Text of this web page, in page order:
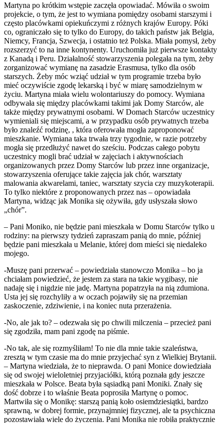
Martyna po krótkim wstępie zaczęła opowiadać. Mówiła o swoim
projekcie, o tym, że jest to wymiana pomiędzy osobami starszymi i
często placówkami opiekuńczymi z różnych krajów Europy. Póki
co, ograniczało się to tylko do Europy, do takich państw jak Belgia,
Niemcy, Francja, Szwecja, i ostatnio też Polska. Miała pomysł, żeby
rozszerzyć to na inne kontynenty. Uruchomiła już pierwsze kontakty
z Kanadą i Peru. Działalność stowarzyszenia polegała na tym, żeby
zorganizować wymianę na zasadzie Erasmusa, tylko dla osób
starszych. Żeby móc wziąć udział w tym programie trzeba było
mieć oczywiście zgodę lekarską i być w miarę samodzielnym w
życiu. Martyna miała wielu wolontariuszy do pomocy. Wymiana
odbywała się między placówkami takimi jak Domy Starców, ale
także między prywatnymi osobami. W Domach Starców uczestnicy
wymieniali się miejscami, a w przypadku osób prywatnych trzeba
było znaleźć rodzinę, , która oferowała mogła zaproponować
mieszkanie. Wymiana taka trwała trzy tygodnie, w razie potrzeby
mogła się przedłużyć nawet do sześciu. Podczas całego pobytu
uczestnicy mogli brać udział w zajęciach i aktywnościach
organizowanych przez Domy Starców lub przez inne organizacje,
stowarzyszenia oferujące takie zajęcia jak chór, warsztaty
malowania akwarelami, taniec, warsztaty szycia czy muzykoterapii.
To tylko niektóre z proponowanych przez nas – opowiadała
Martyna, widząc jak Monika się ożywiła, gdy usłyszała słowo
„chór”.
– Pani Moniko, nie będzie pani mieszkała w Domu Starców tylko u
rodziny: na pierwszy tydzień zapraszam panią do mnie, później
będzie pani mieszkała u Melanie, której dom mieści się niedaleko
mojego.
-Muszę pani przerwać – powiedziała stanowczo Monika – bo ja
chciałam powiedzieć, że jestem za stara na takie wygibasy, nie
nadaję się i nigdzie nie jadę. Martyna popatrzyła na nią zdumiona.
Usta jej się rozchyliły a w oczach pojawiły się na przemian
zaskoczenie, zdziwienie, i na koniec nuta przerażenia.
-No, ale jak to? – odezwała się po chwili milczenia – przecież pani
się zgodziła, mam pani zgodę na piśmie.
-No tak, ale się rozmyśliłam! To nie dla mnie takie szaleństwa,
zresztą w tym czasie ma do mnie przyjechać syn z Wielkiej Brytanii.
– Martyna wiedziała, że to nieprawda. O pani Monice dowiedziała
się od swojej wieloletniej przyjaciółki, którą poznała gdy jeszcze
mieszkała w Polsce. Beata była sąsiadką pani Moniki. Znały się
dość dobrze i to właśnie Beata poprosiła Martynę o pomoc.
Martwiła się o Monikę: starszą panią koło osiemdziesiątki, bardzo
sprawną, w dobrej formie, przynajmniej fizycznej, ale ta psychiczna
pozostawiała wiele do życzenia. Pani Monika nie robiła praktycznie